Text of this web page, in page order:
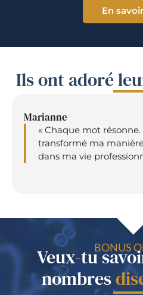
En
Ils ont adoré
Marianne
« Chaque mot
transformé ma
dans ma vie
BONUS
Veux-tu
nombres